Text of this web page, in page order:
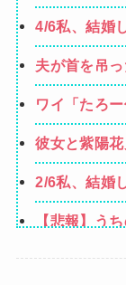
4/6私、結婚
ど、嫁が子
かないけど
れない。嫁
夫が首を吊
それを傍観
の義実家を
でもない秘密
ワイ「たろ
「…？（ぷい
彼女と紫陽
てた。普通
コーヒーや
2/6私、結婚
ど、嫁が子
かないけど
【悲報】う
【画像】閉